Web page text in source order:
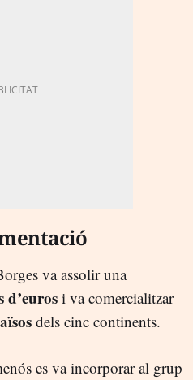
va assolir una
i va comercialitzar
dels cinc continents.
es va incorporar al grup